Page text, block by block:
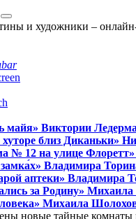
майя» Виктории
хуторе близ Диканьки»
№ 12 на улице
Владимира
аптеки» Владимира
за Родину»
Михаила